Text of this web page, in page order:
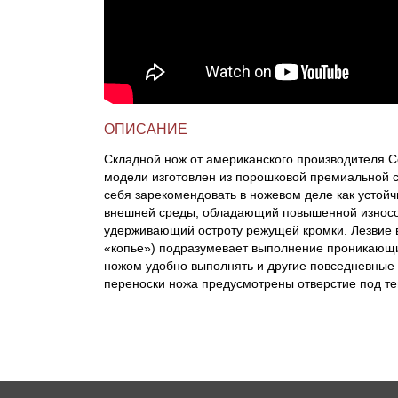
ОПИСАНИЕ
Складной нож от американского производителя
модели изготовлен из порошковой премиальной
себя зарекомендовать в ножевом деле как
внешней среды, обладающий повышенной
удерживающий остроту режущей кромки.
«копье») подразумевает выполнение
ножом удобно выполнять и другие
переноски ножа предусмотрены отверстие под
Полочки для лука
Кликеры для лука
Плунжеры для лука
Ножи складные